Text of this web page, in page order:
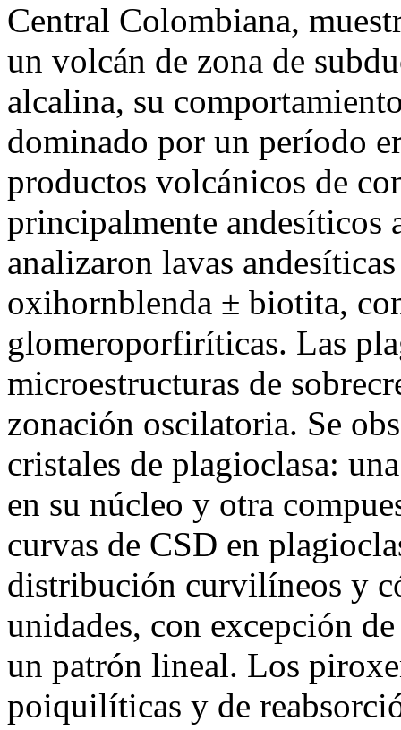
Central Colombiana,
un volcán de zona de
alcalina, su
dominado por un período
productos volcánicos de
principalmente andesíticos
analizaron lavas
oxihornblenda ± biotita,
glomeroporfiríticas. Las
microestructuras de
zonación oscilatoria. Se
cristales de plagioclasa:
en su núcleo y otra
curvas de CSD en
distribución curvilíneos y
unidades, con excepción
un patrón lineal. Los
poiquilíticas y de